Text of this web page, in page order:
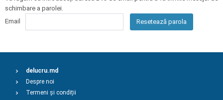
schimbare a parolei.
Email
Resetează parola
delucru.md
Despre noi
Termeni și condiții